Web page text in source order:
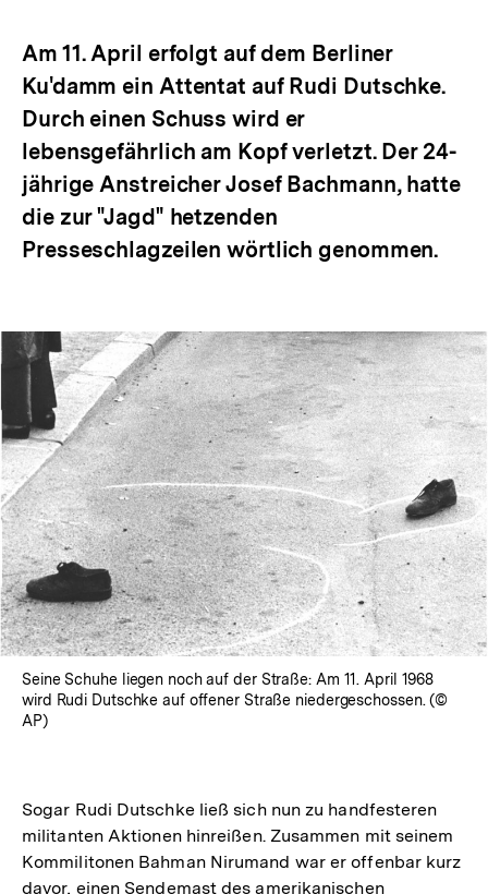
Am 11. April erfolgt auf dem Berliner
Ku'damm ein Attentat auf Rudi Dutschke.
Durch einen Schuss wird er
lebensgefährlich am Kopf verletzt. Der 24-
jährige Anstreicher Josef Bachmann, hatte
die zur "Jagd" hetzenden
Presseschlagzeilen wörtlich genommen.
Seine Schuhe liegen noch auf der Straße: Am 11. April 1968
wird Rudi Dutschke auf offener Straße niedergeschossen. (©
AP)
Sogar Rudi Dutschke ließ sich nun zu handfesteren
militanten Aktionen hinreißen. Zusammen mit seinem
Kommilitonen Bahman Nirumand war er offenbar kurz
davor, einen Sendemast des amerikanischen